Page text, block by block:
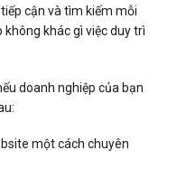
cận và tìm kiếm mỗi
khác gì việc duy trì
doanh nghiệp của bạn
một cách chuyên